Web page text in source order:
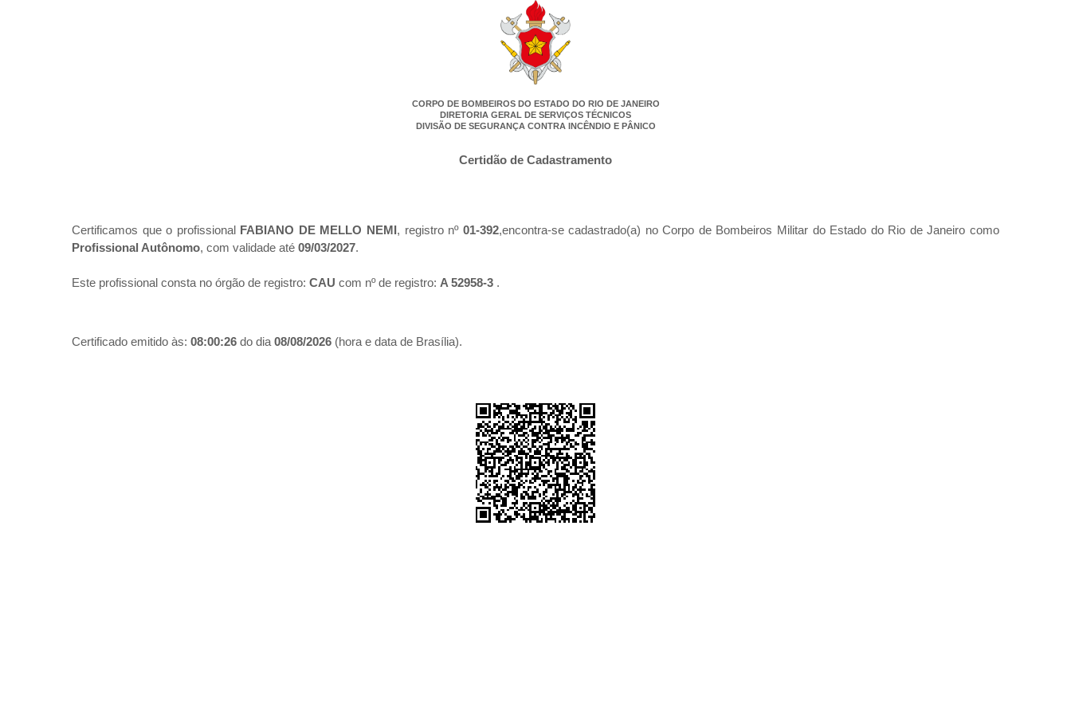
CORPO DE BOMBEIROS DO ESTADO DO RIO DE JANEIRO
DIRETORIA GERAL DE SERVIÇOS TÉCNICOS
DIVISÃO DE SEGURANÇA CONTRA INCÊNDIO E PÂNICO
Certidão de Cadastramento
Certificamos que o profissional FABIANO DE MELLO NEMI, registro nº 01-392,encontra-se cadastrado(a) no Corpo de Bombeiros Militar do Estado do Rio de Janeiro como
Profissional Autônomo, com validade até 09/03/2027.
Este profissional consta no órgão de registro: CAU com nº de registro: A 52958-3 .
Certificado emitido às: 08:00:26 do dia 08/08/2026 (hora e data de Brasília).